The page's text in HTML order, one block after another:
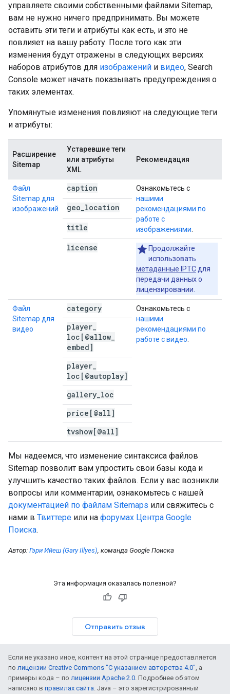
управляете своими собственными файлами Sitemap,
вам не нужно ничего предпринимать. Вы можете
оставить эти теги и атрибуты как есть, и это не
повлияет на вашу работу. После того как эти
изменения будут отражены в следующих версиях
наборов атрибутов для изображений и видео, Search
Console может начать показывать предупреждения о
таких элементах.
Упомянутые изменения повлияют на следующие теги
и атрибуты:
Расширение
Sitemap
Устаревшие теги
или атрибуты
XML
Рекомендация
Файл
Sitemap для
изображений
caption
Ознакомьтесь с
нашими
рекомендациями по
работе с
изображениями
geo location
title
license
Продолжайте
использовать
метаданные IPTC для
передачи данных о
лицензировании.
Файл
Sitemap для
видео
category
Ознакомьтесь с
нашими
рекомендациями по
работе с видео
player
loc[@allow
embed]
player
loc[@autoplay]
gallery loc
price[@all]
tvshow[@all]
Мы надеемся, что изменение синтаксиса файлов
Sitemap позволит вам упростить свои базы кода и
улучшить качество таких файлов. Если у вас возникли
вопросы или комментарии, ознакомьтесь с нашей
документацией по файлам Sitemaps или свяжитесь с
нами в Твиттере или на форумах Центра Google
Поиска.
Автор: Гэри Ийеш (Gary Illyes), команда Google Поиска
Эта информация оказалась полезной?
Отправить отзыв
Если не указано иное, контент на этой странице предоставляется
по лицензии Creative Commons "С указанием авторства 4.0", а
примеры кода – по лицензии Apache 2.0. Подробнее об этом
написано в правилах сайта. Java – это зарегистрированный